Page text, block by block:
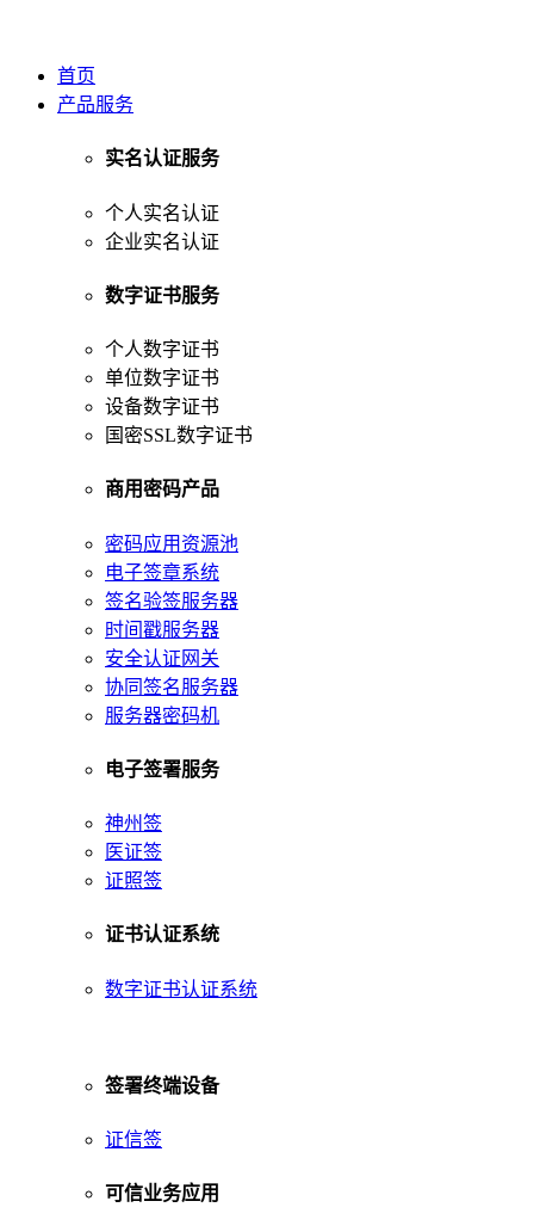
首页
产品服务
实名认证服务
个人实名认证
企业实名认证
数字证书服务
个人数字证书
单位数字证书
设备数字证书
国密SSL数字证书
商用密码产品
密码应用资源池
电子签章系统
签名验签服务器
时间戳服务器
安全认证网关
协同签名服务器
服务器密码机
电子签署服务
神州签
医证签
证照签
证书认证系统
数字证书认证系统
签署终端设备
证信签
可信业务应用